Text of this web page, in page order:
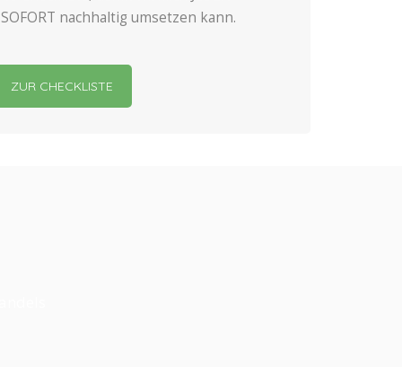
nachhaltig umsetzen kann.
ZUR CHECKLISTE